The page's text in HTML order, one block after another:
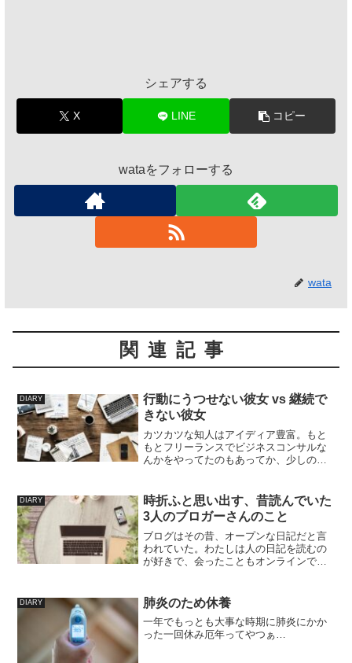
シェアする
X LINE コピー
wataをフォローする
wata
関連記事
DIARY
行動にうつせない彼女 vs 継続で
きない彼女
カツカツな知人はアイディア豊富。もと
もとフリーランスでビジネスコンサルな
んかをやってたのもあってか、少しのこ
らしい。なにか始めてみようかなそして
それを売れたらいいなと思...
DIARY
時折ふと思い出す、昔読んでいた
3人のブロガーさんのこと
ブログはその昔、オープンな日記だと言
われていた。わたしは人の日記を読むの
が好きで、会ったこともオンラインで話
人たちのブログの更新がストップして何
年か経っても ときどき思...
DIARY 肺炎のため休養
一年でもっとも大事な時期に肺炎にかか
った一回休み厄年ってやつぁ…